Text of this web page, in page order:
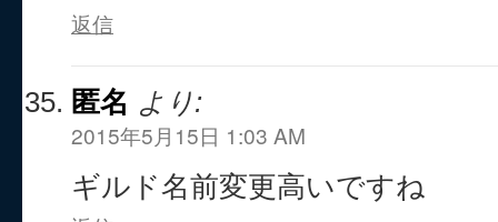
返信
匿名 より:
2015年5月15日 1:03 AM
ギルド名前変更高いですね